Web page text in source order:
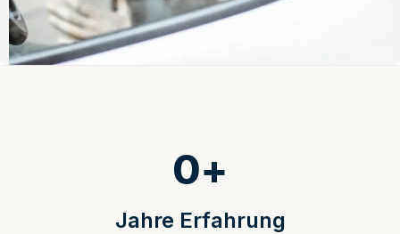
Jahre Erfahrung
0+